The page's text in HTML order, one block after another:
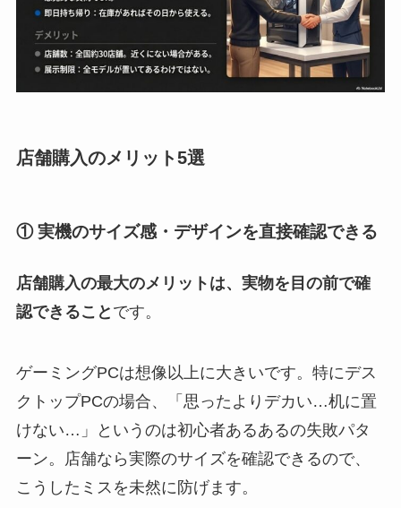
店舗購入のメリット5選
① 実機のサイズ感・デザインを直接確認できる
店舗購入の最大のメリットは、実物を目の前で確
認できること です。
ゲーミングPCは想像以上に大きいです。特にデス
クトップPCの場合、「思ったよりデカい…机に置
けない…」というのは初心者あるあるの失敗パタ
ーン。店舗なら実際のサイズを確認できるので、
こうしたミスを未然に防げます。